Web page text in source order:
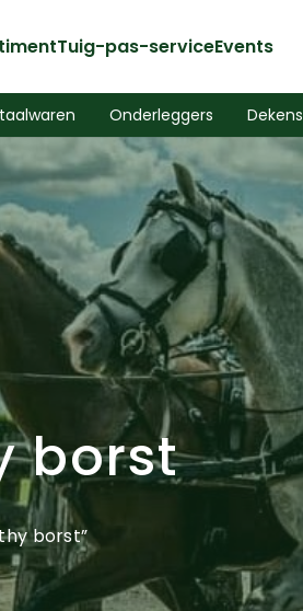
Tuig-pas-serviceEvents
Onderleggers Dekens
borst
borst”